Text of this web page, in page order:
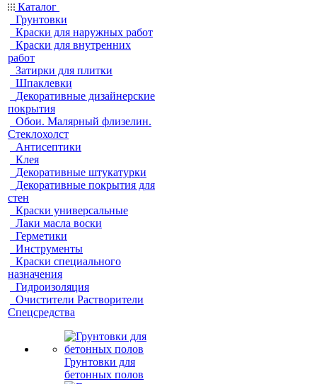
Каталог
Грунтовки
Краски для наружных работ
Краски для внутренних
работ
Затирки для плитки
Шпаклевки
Декоративные дизайнерские
покрытия
Обои. Малярный флизелин.
Стеклохолст
Антисептики
Клея
Декоративные штукатурки
Декоративные покрытия для
стен
Краски универсальные
Лаки масла воски
Герметики
Инструменты
Краски специального
назначения
Гидроизоляция
Очистители Растворители
Спецсредства
Грунтовки для
бетонных полов